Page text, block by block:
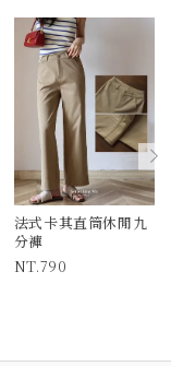
法式卡其直筒休閒九
分褲
790